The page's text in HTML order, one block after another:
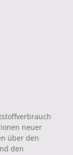
neuer
über den
den